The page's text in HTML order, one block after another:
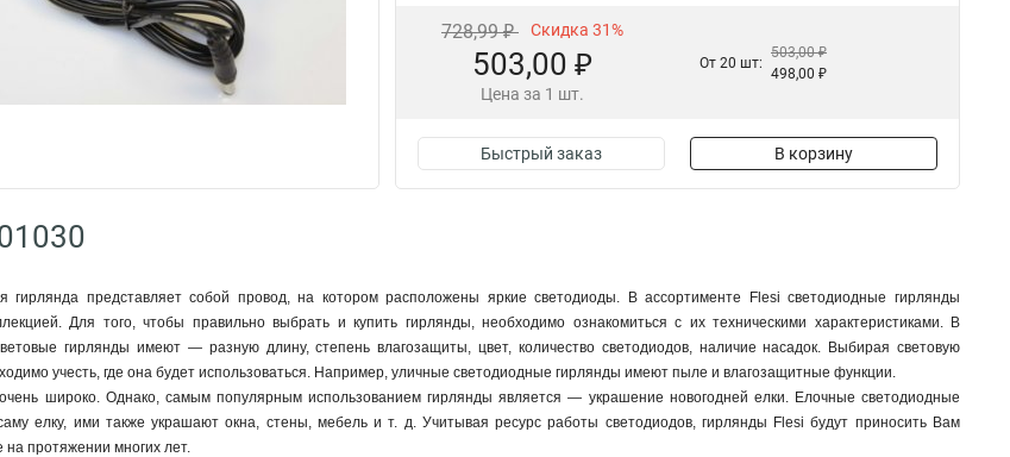
728,99 ₽ Скидка 31%
503,00 ₽
Цена за 1 шт.
От 20 шт:
503,00 ₽
498,00 ₽
Быстрый заказ В корзину
гирлянда представляет собой провод, на котором расположены яркие светодиоды. В ассортименте Flesi светодиодные гирлянды
Для того, чтобы правильно выбрать и купить гирлянды, необходимо ознакомиться с их техническими характеристиками. В
гирлянды имеют — разную длину, степень влагозащиты, цвет, количество светодиодов, наличие насадок. Выбирая световую
учесть, где она будет использоваться. Например, уличные светодиодные гирлянды имеют пыле и влагозащитные функции.
широко. Однако, самым популярным использованием гирлянды является — украшение новогодней елки. Елочные светодиодные
елку, ими также украшают окна, стены, мебель и т. д. Учитывая ресурс работы светодиодов, гирлянды Flesi будут приносить Вам
протяжении многих лет.